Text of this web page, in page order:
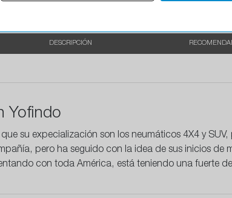
DESCRIPCIÓN
Yofindo
que su expecialización son los neumáticos 4X4 y
pero ha seguido con la idea de sus inicios
con toda América, está teniendo una fuerte